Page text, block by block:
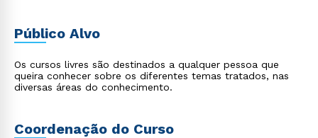
Público Alvo
Os cursos livres são destinados a qualquer pessoa que
queira conhecer sobre os diferentes temas tratados, nas
diversas áreas do conhecimento.
Coordenação do Curso